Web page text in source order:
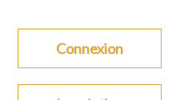
Connexion